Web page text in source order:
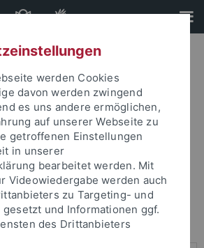
und Ihr Passwort an um sich
werden Cookies
davon werden zwingend
es uns andere ermöglichen,
auf unserer Webseite zu
getroffenen Einstellungen
in unserer
bearbeitet werden. Mit
Videowiedergabe werden auch
zu Targeting- und
und Informationen ggf.
des Drittanbieters